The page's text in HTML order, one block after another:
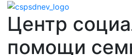
Центр
помощи